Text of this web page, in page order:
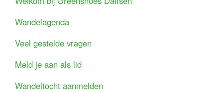
Wandelagenda
Veel gestelde vragen
Meld je aan als lid
Wandeltocht aanmelden